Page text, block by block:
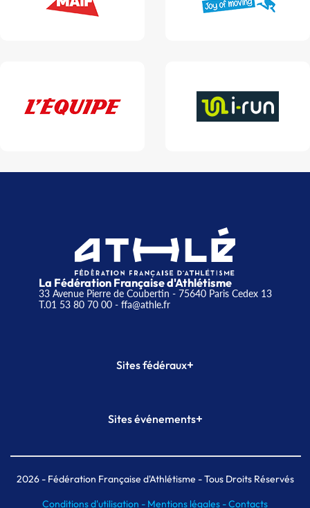
La Fédération Française d'Athlétisme
33 Avenue Pierre de Coubertin - 75640 Paris Cedex 13
T.01 53 80 70 00- ffa@athle.fr
Sites fédéraux+
Plateforme Formation
Sites événements+
Meeting de Paris indoor
MAIF Ekiden de Paris
2026- Fédération Française d'Athlétisme - Tous Droits Réservés
Conditions d'utilisation - Mentions légales -Contacts